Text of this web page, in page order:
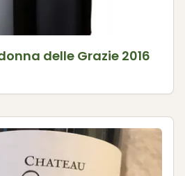
delle Grazie 2016